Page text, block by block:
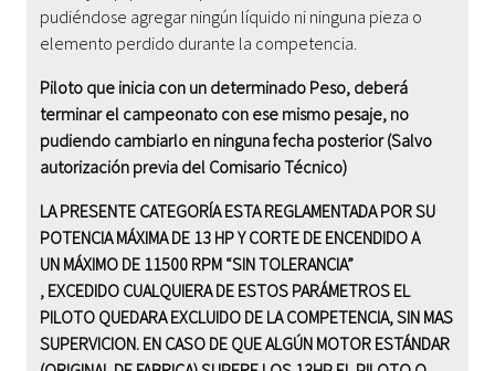
pudiéndose agregar ningún líquido ni ninguna pieza o
elemento perdido durante la competencia.
Piloto que inicia con un determinado Peso, deberá
terminar el campeonato con ese mismo pesaje, no
pudiendo cambiarlo en ninguna fecha posterior (Salvo
autorización previa del Comisario Técnico)
LA PRESENTE CATEGORÍA ESTA REGLAMENTADA POR SU
POTENCIA MÁXIMA DE 13 HP Y CORTE DE ENCENDIDO A
UN MÁXIMO DE 11500 RPM “SIN TOLERANCIA”
, EXCEDIDO CUALQUIERA DE ESTOS PARÁMETROS EL
PILOTO QUEDARA EXCLUIDO DE LA COMPETENCIA, SIN MAS
SUPERVICION. EN CASO DE QUE ALGÚN MOTOR ESTÁNDAR